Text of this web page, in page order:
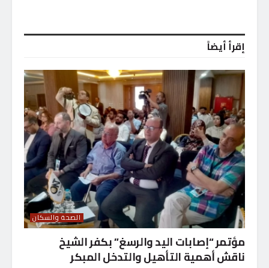
إقرأ أيضاً
الصحة والسكان
مؤتمر “إصابات اليد والرسغ” بكفر الشيخ
ناقش أهمية التأهيل والتدخل المبكر